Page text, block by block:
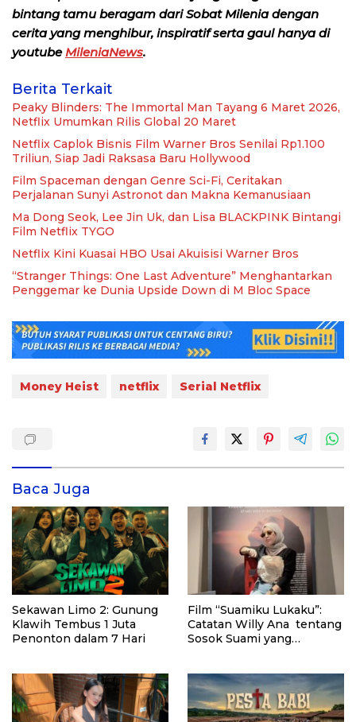
bintang tamu beragam dari Sobat Milenia dengan
cerita yang menghibur, inspiratif serta gaul hanya di
youtubeMileniaNews.
Berita Terkait
Peaky Blinders: The Immortal Man Tayang 6 Maret 2026,
Netflix Umumkan Rilis Global 20 Maret
Netflix Caplok Bisnis Film Warner Bros Senilai Rp1.100
Triliun, Siap Jadi Raksasa Baru Hollywood
Film Spaceman dengan Genre Sci-Fi, Ceritakan
Perjalanan Sunyi Astronot dan Makna Kemanusiaan
Ma Dong Seok, Lee Jin Uk, dan Lisa BLACKPINK Bintangi
Film Netflix TYGO
Netflix Kini Kuasai HBO Usai Akuisisi Warner Bros
“Stranger Things: One Last Adventure” Menghantarkan
Penggemar ke Dunia Upside Down di M Bloc Space
Money Heist netflix Serial Netflix
Baca Juga
Sekawan Limo 2: Gunung
Klawih Tembus 1 Juta
Penonton dalam 7 Hari
Film “Suamiku Lukaku”:
Catatan Willy Ana tentang
Sosok Suami yang